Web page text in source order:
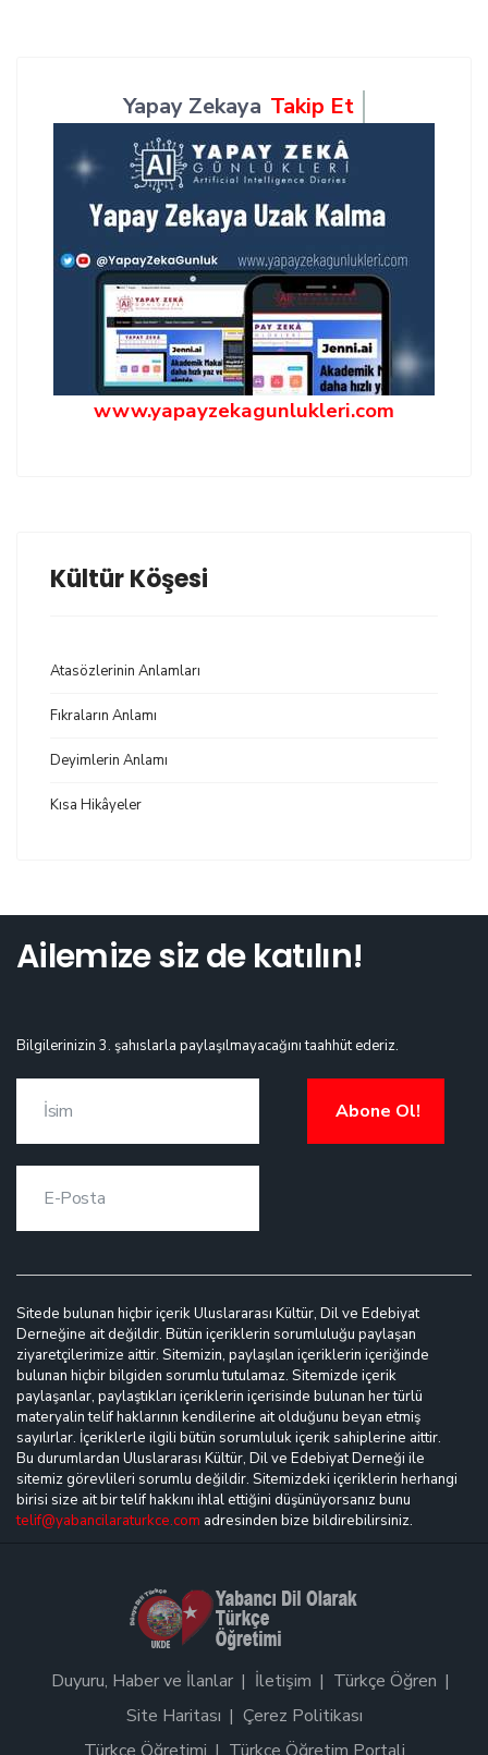
Yapay Zekaya Takip Et
www.yapayzekagunlukleri.com
Kültür Köşesi
Atasözlerinin Anlamları
Fıkraların Anlamı
Deyimlerin Anlamı
Kısa Hikâyeler
Ailemize siz de katılın!
Bilgilerinizin 3. şahıslarla paylaşılmayacağını taahhüt ederiz.
Abone Ol!
Sitede bulunan hiçbir içerik Uluslararası Kültür, Dil ve Edebiyat
Derneğine ait değildir. Bütün içeriklerin sorumluluğu paylaşan
ziyaretçilerimize aittir. Sitemizin, paylaşılan içeriklerin içeriğinde
bulunan hiçbir bilgiden sorumlu tutulamaz. Sitemizde içerik
paylaşanlar, paylaştıkları içeriklerin içerisinde bulunan her türlü
materyalin telif haklarının kendilerine ait olduğunu beyan etmiş
sayılırlar. İçeriklerle ilgili bütün sorumluluk içerik sahiplerine aittir.
Bu durumlardan Uluslararası Kültür, Dil ve Edebiyat Derneği ile
sitemiz görevlileri sorumlu değildir. Sitemizdeki içeriklerin herhangi
birisi size ait bir telif hakkını ihlal ettiğini düşünüyorsanız bunu
telif@yabancilaraturkce.com adresinden bize bildirebilirsiniz.
Duyuru, Haber ve İlanlar İletişim
Türkçe Öğren
Site Haritası
Çerez Politikası